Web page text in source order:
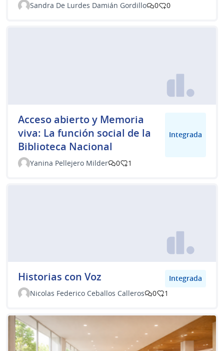
Sandra De Lurdes Damián Gordillo
0 0
Acceso abierto y Memoria
viva: La función social de la
Biblioteca Nacional
Integrada
Yanina Pellejero Milder 0 1
Historias con Voz
Integrada
Nicolas Federico Ceballos Calleros
0 1